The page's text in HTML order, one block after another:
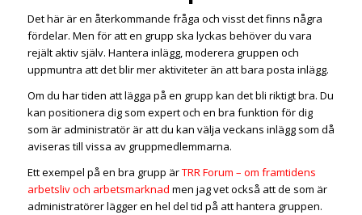
Det här är en återkommande fråga och visst det finns några
fördelar. Men för att en grupp ska lyckas behöver du vara
rejält aktiv själv. Hantera inlägg, moderera gruppen och
uppmuntra att det blir mer aktiviteter än att bara posta inlägg.
Om du har tiden att lägga på en grupp kan det bli riktigt bra. Du
kan positionera dig som expert och en bra funktion för dig
som är administratör är att du kan välja veckans inlägg som då
aviseras till vissa av gruppmedlemmarna.
Ett exempel på en bra grupp ärTRR Forum – om framtidens
arbetsliv och arbetsmarknad men jag vet också att de som är
administratörer lägger en hel del tid på att hantera gruppen.